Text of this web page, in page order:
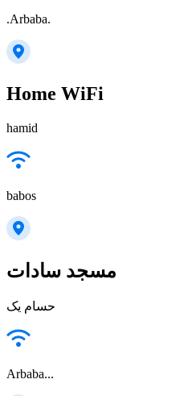
.Arbaba.
Home WiFi
hamid
babos
مسجد سادات
حسام یک
Arbaba...